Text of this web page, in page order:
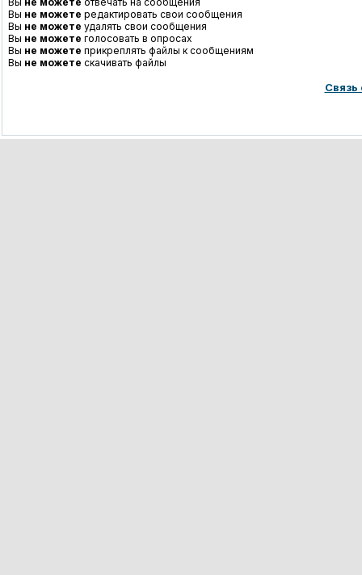
Вы не можете редактировать свои сообщения
Вы не можете удалять свои сообщения
Вы не можете голосовать в опросах
Вы не можете прикреплять файлы к сообщениям
Вы не можете скачивать файлы